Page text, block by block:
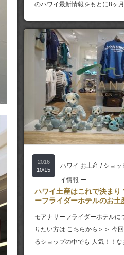
のハワイ最新情報をもとに8ヶ
2016
10/15
ハワイ お土産 / ショッ
イ情報 ー
ハワイ土産はこれで決まり
ーフライダーホテルのお
モアナサーフライダーホテルに
りたい方は こちらから＞＞ 今
るショップの中でも 人気！！